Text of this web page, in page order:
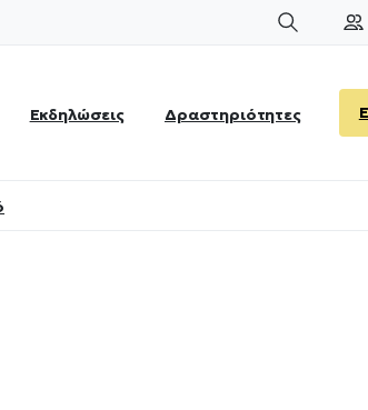
Search
Εκδηλώσεις Δραστηριότητες